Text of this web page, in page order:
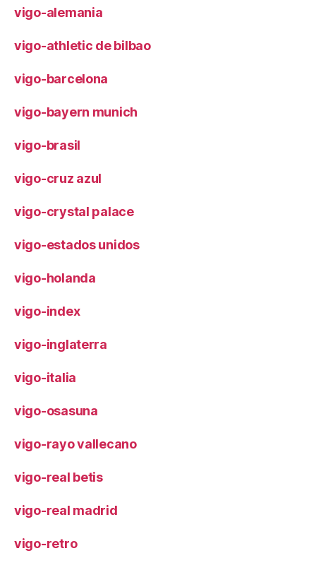
vigo-alemania
vigo-athletic de bilbao
vigo-barcelona
vigo-bayern munich
vigo-brasil
vigo-cruz azul
vigo-crystal palace
vigo-estados unidos
vigo-holanda
vigo-index
vigo-inglaterra
vigo-italia
vigo-osasuna
vigo-rayo vallecano
vigo-real betis
vigo-real madrid
vigo-retro